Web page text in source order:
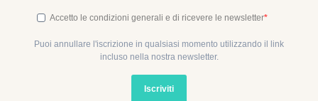
Accetto le condizioni generali e di ricevere le newsletter
Puoi annullare l'iscrizione in qualsiasi momento utilizzando il link
incluso nella nostra newsletter.
Iscriviti